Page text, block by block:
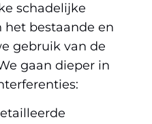
schadelijke
het bestaande en
gebruik van de
gaan dieper in